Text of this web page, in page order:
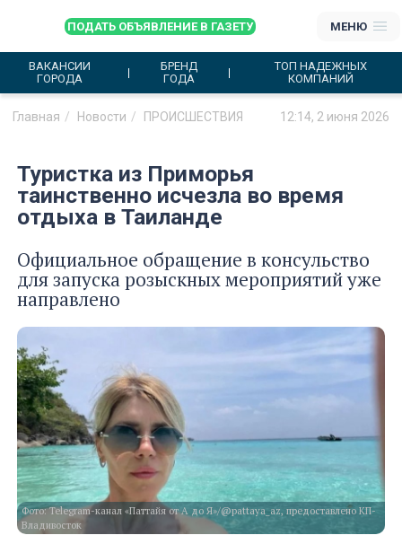
ПОДАТЬ ОБЪЯВЛЕНИЕ В ГАЗЕТУ МЕНЮ
ВАКАНСИИ
ГОРОДА
БРЕНД
ГОДА
ТОП НАДЕЖНЫХ
КОМПАНИЙ
Главная Новости ПРОИСШЕСТВИЯ 12:14, 2 июня 2026
Туристка из Приморья
таинственно исчезла во время
отдыха в Таиланде
Официальное обращение в консульство
для запуска розыскных мероприятий уже
направлено
Фото: Telegram-канал «Паттайя от А до Я»/@pattaya_az, предоставлено КП-
Владивосток